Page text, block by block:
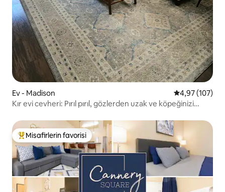
Ev - Madison 5 üzerinden
4,97 (107)
Kır evi cevheri: Pırıl pırıl, gözlerden uzak ve köpeğinizi
Misafirlerin favorilerinden en beğenilenler arasında
Misafirlerin favorisi